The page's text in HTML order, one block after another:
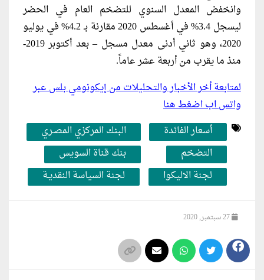
وانخفض المعدل السنوي للتضخم العام في الحضر
ليسجل 3.4% في أغسطس 2020 مقارنة بـ 4.2% في يوليو
2020، وهو ثاني أدنى معدل مسجل – بعد أكتوبر 2019-
منذ ما يقرب من أربعة عشر عاماً.
لمتابعة أخر الأخبار والتحليلات من إيكونومي بلس عبر
واتس اب اضغط هنا
أسعار الفائدة
البنك المركزي المصـري
التضخم
بنك قناة السويس
لجنة الاليكوا
لجنة السياسة النقديـة